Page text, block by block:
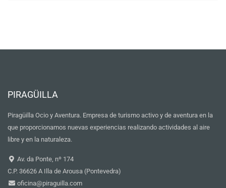
PIRAGÜILLA
Piragüilla Ocio y Aventura. Empresa de turismo activo y de aventura en la
que proporcionamos nuevas experiencias realizando actividades al aire
libre y en la naturaleza.
Av. da Ponte, nº 174
C.P. 36626 A Illa de Arousa (Pontevedra)
oficina@piraguilla.com